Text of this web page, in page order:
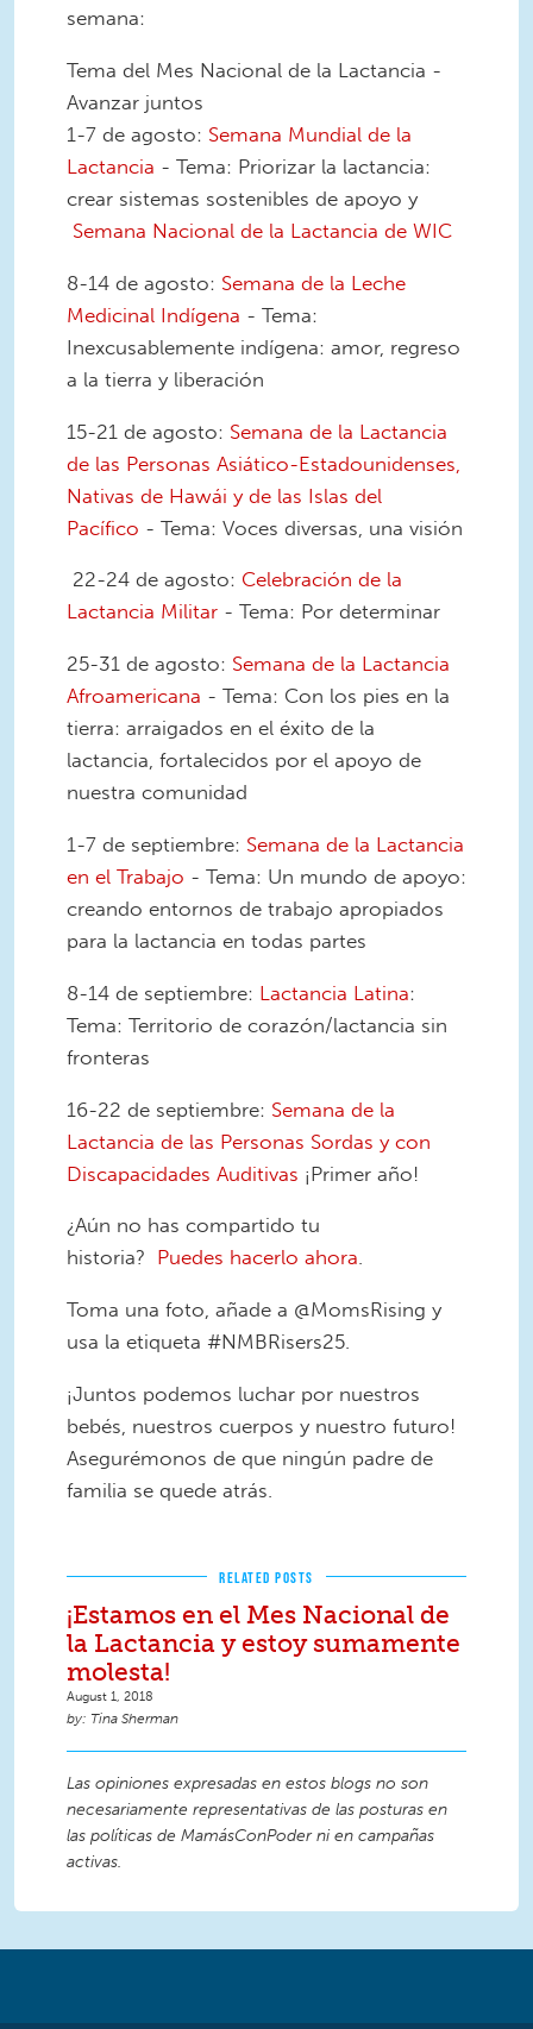
semana:
Tema del Mes Nacional de la Lactancia -
Avanzar juntos
1-7 de agosto: Semana Mundial de la
Lactancia - Tema: Priorizar la lactancia:
crear sistemas sostenibles de apoyo y
Semana Nacional de la Lactancia de WIC
8-14 de agosto: Semana de la Leche
Medicinal Indígena - Tema:
Inexcusablemente indígena: amor, regreso
a la tierra y liberación
15-21 de agosto: Semana de la Lactancia
de las Personas Asiático-Estadounidenses,
Nativas de Hawái y de las Islas del
Pacífico - Tema: Voces diversas, una visión
22-24 de agosto: Celebración de la
Lactancia Militar - Tema: Por determinar
25-31 de agosto: Semana de la Lactancia
Afroamericana - Tema: Con los pies en la
tierra: arraigados en el éxito de la
lactancia, fortalecidos por el apoyo de
nuestra comunidad
1-7 de septiembre: Semana de la Lactancia
en el Trabajo - Tema: Un mundo de apoyo:
creando entornos de trabajo apropiados
para la lactancia en todas partes
8-14 de septiembre: Lactancia Latina:
Tema: Territorio de corazón/lactancia sin
fronteras
16-22 de septiembre: Semana de la
Lactancia de las Personas Sordas y con
Discapacidades Auditivas ¡Primer año!
¿Aún no has compartido tu
historia? Puedes hacerlo ahora.
Toma una foto, añade a @MomsRising y
usa la etiqueta #NMBRisers25.
¡Juntos podemos luchar por nuestros
bebés, nuestros cuerpos y nuestro futuro!
Asegurémonos de que ningún padre de
familia se quede atrás.
RELATED POSTS
¡Estamos en el Mes Nacional de
la Lactancia y estoy sumamente
molesta!
August 1, 2018
Tina Sherman
Las opiniones expresadas en estos blogs no son
necesariamente representativas de las posturas en
las políticas de MamásConPoder ni en campañas
activas.